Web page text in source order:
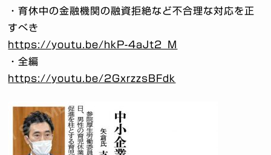
・育休中の金融機関の融資拒絶など不合理な対応を正
すべき
https://youtu.be/hkP-4aJt2_M
・全編
https://youtu.be/2GxrzzsBFdk